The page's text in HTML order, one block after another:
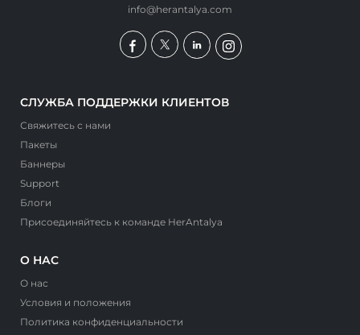
info@herantalya.com
СЛУЖБА ПОДДЕРЖКИ КЛИЕНТОВ
Свяжитесь с нами
Пакеты
Баннеры
Support
Блоги
Присоединяйтесь к команде HerAntalya
О НАС
О нас
Условия и положения
Политика конфиденциальности